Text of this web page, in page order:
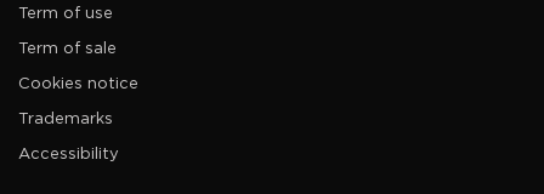
Term of use
Term of sale
Cookies notice
Trademarks
Accessibility